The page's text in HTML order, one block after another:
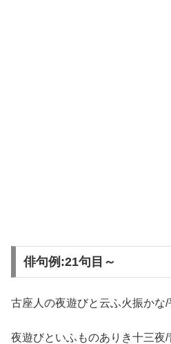
俳句例:21句目～
古座人の夜遊びと云ふ火振かな
夜遊びといふものありき十三夜